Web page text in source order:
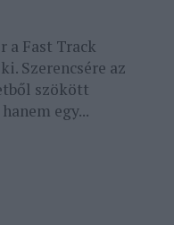
a Fast Track
Szerencsére az
szökött
egy...